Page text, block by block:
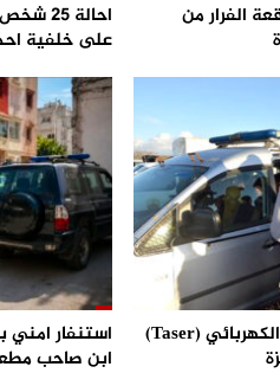
الفرار من
احالة
على خلفية
استعمال مسدس الصعق الكهربائي (Taser)
استنفار
ابن صاحب